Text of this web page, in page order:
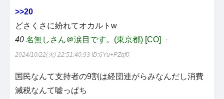
>>20
どさくさに紛れてオカルトw
40 名無しさん＠涙目です。(東京都) [CO] ：
2024/10/22(火) 22:51:40.93 ID:6Yu+PZqf0
国民なんて支持者の9割は経団連がらみなんだし消費
減税なんて嘘っぱち